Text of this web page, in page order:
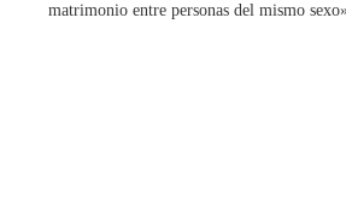
matrimonio entre personas del mismo